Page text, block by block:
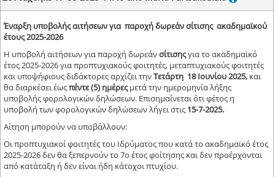
Έναρξη υποβολής αιτήσεων για παροχή δωρεάν σίτισης ακαδημαϊκού
έτους 2025-2026
Η υποβολή αιτήσεων για παροχή δωρεάνσίτισηςγια το ακαδημαϊκό
έτος 2025-2026 για προπτυχιακούς φοιτητές, μεταπτυχιακούς φοιτητές
και υποψήφιους διδάκτορες αρχίζει τηνΤετάρτη 18 Ιουνίου 2025, και
θα διαρκέσει έωςπέντε (5) ημέρεςμετά την ημερομηνία λήξης
υποβολής φορολογικών δηλώσεων. Επισημαίνεται ότι φέτος η
υποβολή των φορολογικών δηλώσεων λήγει στις 15-7-2025.
Αίτηση μπορούν να υποβάλλουν:
Οι προπτυχιακοί φοιτητές του Ιδρύματος που κατά το ακαδημαϊκό έτος
2025-2026 δεν θα ξεπερνούν το 7ο έτος φοίτησης και δεν προέρχονται
από κατάταξη ή δεν είναι ήδη κάτοχοι πτυχίου.